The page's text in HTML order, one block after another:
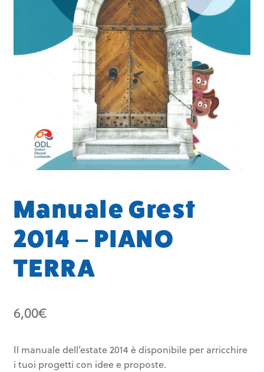
Manuale Grest
2014 – PIANO
TERRA
6,00€
Il manuale dell’estate 2014 è disponibile per arricchire
i tuoi progetti con idee e proposte.